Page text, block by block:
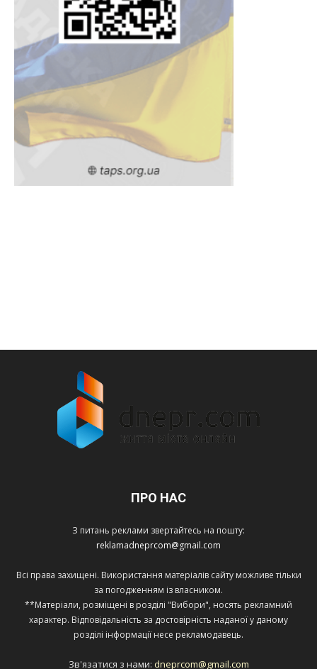
ПРО НАС
З питань реклами звертайтесь на пошту:
reklamadneprcom@gmail.com
Всі права захищені. Використання матеріалів сайту можливе тільки
за погодженням із власником.
**Матеріали, розміщені в розділі "Вибори", носять рекламний
характер. Відповідальність за достовірність наданої у даному
розділі інформації несе рекламодавець.
Зв'язатися з нами: dneprcom@gmail.com